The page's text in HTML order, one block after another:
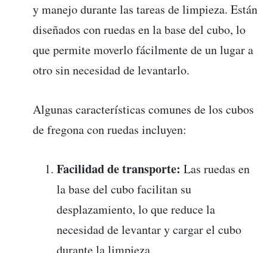
y manejo durante las tareas de limpieza. Están
diseñados con ruedas en la base del cubo, lo
que permite moverlo fácilmente de un lugar a
otro sin necesidad de levantarlo.
Algunas características comunes de los cubos
de fregona con ruedas incluyen:
Facilidad de transporte: Las ruedas en
la base del cubo facilitan su
desplazamiento, lo que reduce la
necesidad de levantar y cargar el cubo
durante la limpieza.